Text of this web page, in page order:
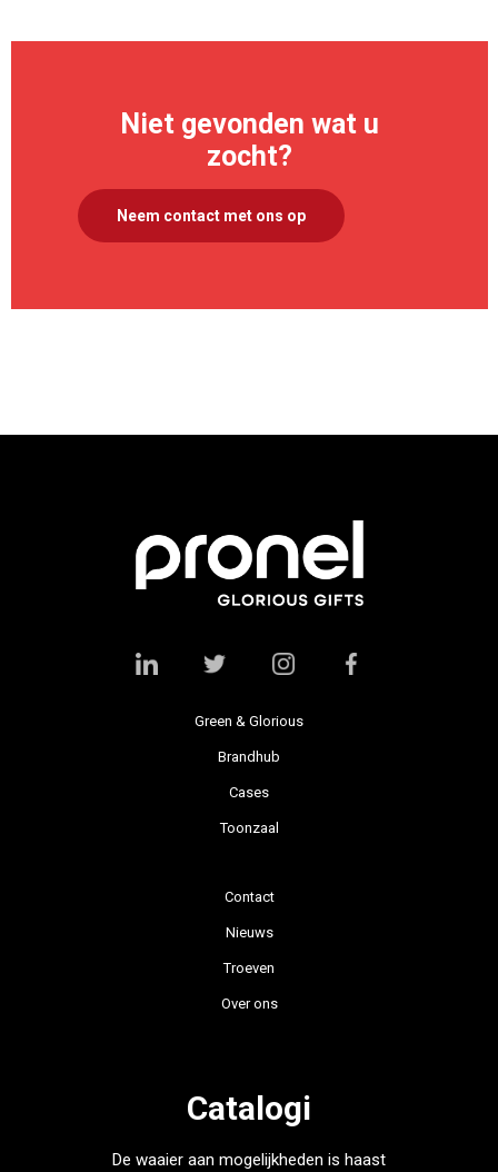
Niet gevonden wat u
zocht?
Neem contact met ons op
Green & Glorious
Brandhub
Cases
Toonzaal
Contact
Nieuws
Troeven
Over ons
Catalogi
De waaier aan mogelijkheden is haast